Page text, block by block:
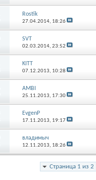
Rostik
27.04.2014, 18:26
SVT
02.03.2014, 23:52
KITT
07.12.2013, 10:28
AMBI
25.11.2013, 17:30
EvgenP
17.11.2013, 19:17
владимыч
12.11.2013, 18:26
Страница 1 из 2